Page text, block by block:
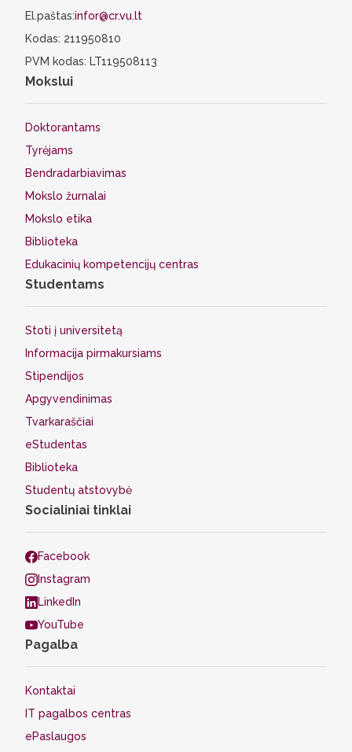
El.paštas:infor@cr.vu.lt
Kodas: 211950810
PVM kodas: LT119508113
Mokslui
Doktorantams
Tyrėjams
Bendradarbiavimas
Mokslo žurnalai
Mokslo etika
Biblioteka
Edukacinių kompetencijų centras
Studentams
Stoti į universitetą
Informacija pirmakursiams
Stipendijos
Apgyvendinimas
Tvarkaraščiai
eStudentas
Biblioteka
Studentų atstovybė
Socialiniai tinklai
Facebook
Instagram
LinkedIn
YouTube
Pagalba
Kontaktai
IT pagalbos centras
ePaslaugos